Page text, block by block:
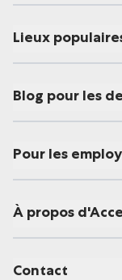
Lieux
Blog pour les
Pour les
À propos
Contact